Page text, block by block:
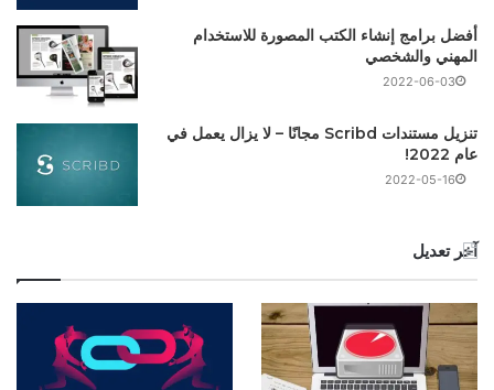
أفضل برامج إنشاء الكتب المصورة للاستخدام
المهني والشخصي
2022-06-03
تنزيل مستندات Scribd مجانًا – لا يزال يعمل في
عام 2022!
2022-05-16
آخر تعديل